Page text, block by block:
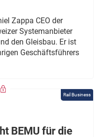
Zappa CEO der
Systemanbieter
den Gleisbau. Er ist
Geschäftsführers
Rail Business
BEMU für die